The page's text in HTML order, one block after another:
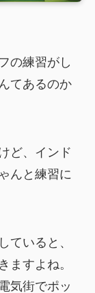
の練習がし
てあるのか
ど、インド
んと練習に
ていると、
ますよね。
気街でポッ